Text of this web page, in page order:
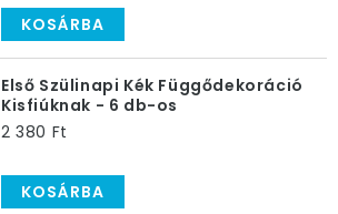
KOSÁRBA
Első Szülinapi Kék Függődekoráció
Kisfiúknak - 6 db-os
2 380 Ft
KOSÁRBA